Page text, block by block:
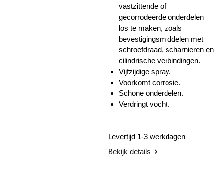
vastzittende of
gecorrodeerde onderdelen
los te maken, zoals
bevestigingsmiddelen met
schroefdraad, scharnieren en
cilindrische verbindingen.
Vijfzijdige spray.
Voorkomt corrosie.
Schone onderdelen.
Verdringt vocht.
Levertijd 1-3 werkdagen
Bekijk details